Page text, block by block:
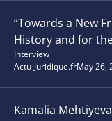
“Towards a New
History and for
Interview
Actu-Juridique.frMay 26,
Kamalia